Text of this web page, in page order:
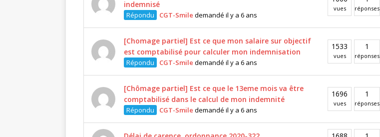
indemnisé
Répondu CGT-Smile demandé il y a 6 ans
vues réponses
[Chomage partiel] Est ce que mon salaire sur objectif
est comptabilisé pour calculer mon indemnisation
Répondu CGT-Smile demandé il y a 6 ans
1533
vues
1
réponses
[Chômage partiel] Est ce que le 13eme mois va être
comptabilisé dans le calcul de mon indemnité
Répondu CGT-Smile demandé il y a 6 ans
1696
vues
1
réponses